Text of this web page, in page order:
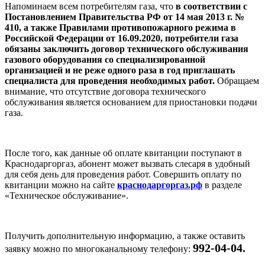
Напоминаем всем потребителям газа, что в соответствии с
Постановлением Правительства РФ от 14 мая 2013 г. №
410, а также Правилами противопожарного режима в
Российской Федерации от 16.09.2020, потребители газа
обязаны заключить договор технического обслуживания
газового оборудования со специализированной
организацией и не реже одного раза в год приглашать
специалиста для проведения необходимых работ. Обращаем
внимание, что отсутствие договора технического
обслуживания является основанием для приостановки подачи
газа.
После того, как данные об оплате квитанции поступают в
Краснодаргоргаз, абонент может вызвать слесаря в удобный
для себя день для проведения работ. Совершить оплату по
квитанции можно на сайте краснодаргоргаз.рф в разделе
«Техническое обслуживание».
Получить дополнительную информацию, а также оставить
заявку можно по многоканальному телефону: 992-04-04.